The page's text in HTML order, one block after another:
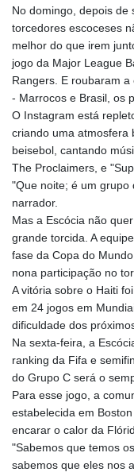
No domingo, depois de
torcedores escoceses
melhor do que irem
jogo da Major League
Rangers. E roubaram a
- Marrocos e Brasil, os
O Instagram está
criando uma atmosfera
beisebol, cantando
The Proclaimers, e
"Que noite; é um grupo
narrador.
Mas a Escócia não
grande torcida. A
fase da Copa do
nona participação no
A vitória sobre o Haiti
em 24 jogos em
dificuldade dos
Na sexta-feira, a
ranking da Fifa e
do Grupo C será o
Para esse jogo, a
estabelecida em
encarar o calor da
"Sabemos que temos
sabemos que eles nos